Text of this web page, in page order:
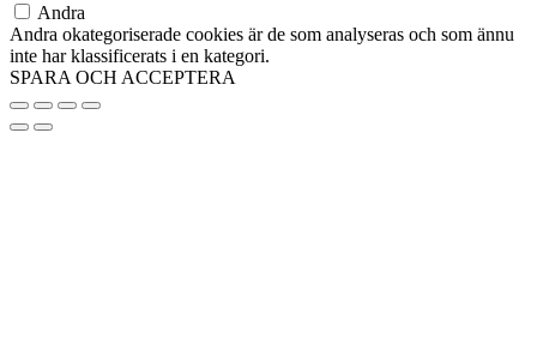
Andra
Andra okategoriserade cookies är de som analyseras och som ännu
inte har klassificerats i en kategori.
SPARA OCH ACCEPTERA